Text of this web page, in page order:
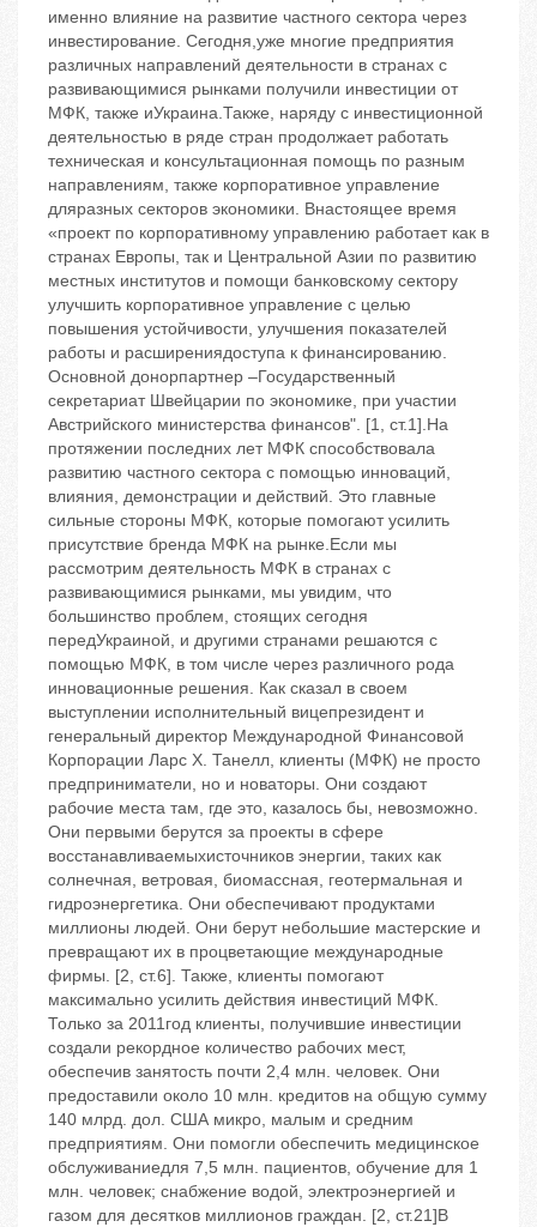
именно влияние на развитие частного сектора через
инвестирование. Сегодня,уже многие предприятия
различных направлений деятельности в странах с
развивающимися рынками получили инвестиции от
МФК, также иУкраина.Также, наряду с инвестиционной
деятельностью в ряде стран продолжает работать
техническая и консультационная помощь по разным
направлениям, также корпоративное управление
дляразных секторов экономики. Внастоящее время
«проект по корпоративному управлению работает как в
странах Европы, так и Центральной Азии по развитию
местных институтов и помощи банковскому сектору
улучшить корпоративное управление с целью
повышения устойчивости, улучшения показателей
работы и расширениядоступа к финансированию.
Основной донорпартнер –Государственный
секретариат Швейцарии по экономике, при участии
Австрийского министерства финансов". [1, ст.1].На
протяжении последних лет МФК способствовала
развитию частного сектора с помощью инноваций,
влияния, демонстрации и действий. Это главные
сильные стороны МФК, которые помогают усилить
присутствие бренда МФК на рынке.Если мы
рассмотрим деятельность МФК в странах с
развивающимися рынками, мы увидим, что
большинство проблем, стоящих сегодня
передУкраиной, и другими странами решаются с
помощью МФК, в том числе через различного рода
инновационные решения. Как сказал в своем
выступлении исполнительный вицепрезидент и
генеральный директор Международной Финансовой
Корпорации Ларс Х. Танелл, клиенты (МФК) не просто
предприниматели, но и новаторы. Они создают
рабочие места там, где это, казалось бы, невозможно.
Они первыми берутся за проекты в сфере
восстанавливаемыхисточников энергии, таких как
солнечная, ветровая, биомассная, геотермальная и
гидроэнергетика. Они обеспечивают продуктами
миллионы людей. Они берут небольшие мастерские и
превращают их в процветающие международные
фирмы. [2, ст.6]. Также, клиенты помогают
максимально усилить действия инвестиций МФК.
Только за 2011год клиенты, получившие инвестиции
создали рекордное количество рабочих мест,
обеспечив занятость почти 2,4 млн. человек. Они
предоставили около 10 млн. кредитов на общую сумму
140 млрд. дол. США микро, малым и средним
предприятиям. Они помогли обеспечить медицинское
обслуживаниедля 7,5 млн. пациентов, обучение для 1
млн. человек; снабжение водой, электроэнергией и
газом для десятков миллионов граждан. [2, ст.21]В